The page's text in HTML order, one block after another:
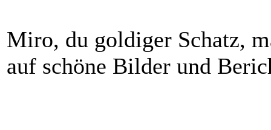
Miro, du goldiger Schatz,
auf schöne Bilder und